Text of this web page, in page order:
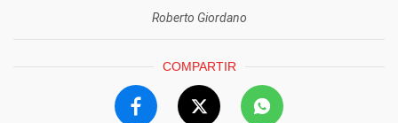
Roberto Giordano
COMPARTIR